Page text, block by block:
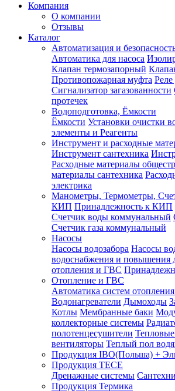
Компания
О компании
Отзывы
Каталог
Автоматизация и
Автоматика для насоса
Клапан термозапорный
Противопожарная муфта Реле
Сигнализатор загазованности
протечек
Водоподготовка, Ёмкости
Ёмкости Установки очистки
элементы и Реагенты
Инструмент и расходные
Инструмент сантехника
Расходные материалы
материалы сантехника
электрика
Манометры, Термометры,
КИП Принадлежность к КИП
Счетчик воды коммунальный
Счетчик газа коммунальный
Насосы
Насосы водозабора Насосы
водоснабжения и повышения
отопления и ГВС
Отопление и ГВС
Автоматика систем
Водонагреватели Дымоходы
Котлы Мембранные баки
коллекторные системы
полотенцесушители
вентиляторы Теплый пол
Продукция IBO(Польша) +
Продукция TECE
Дренажные системы
Продукция Термика